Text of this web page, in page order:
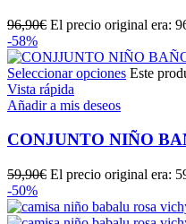
96,90€ El precio original era:
-58%
Seleccionar opciones Este
Vista rápida
Añadir a mis deseos
CONJUNTO NIÑO
59,90€ El precio original era:
-50%